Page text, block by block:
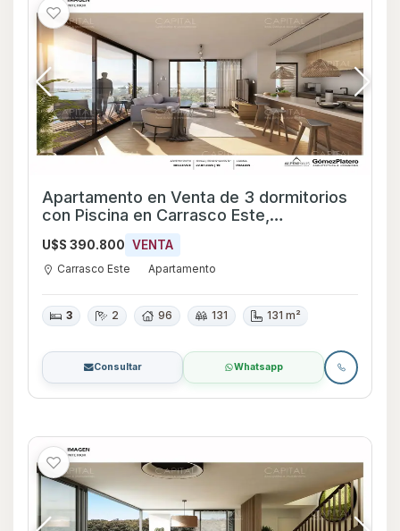
Apartamento en Venta de 3 dormitorios
con Piscina en Carrasco Este,
Montevideo
U$S 390.800 VENTA
Carrasco Este Apartamento
3 2 96 131 131 m²
Consultar Whatsapp